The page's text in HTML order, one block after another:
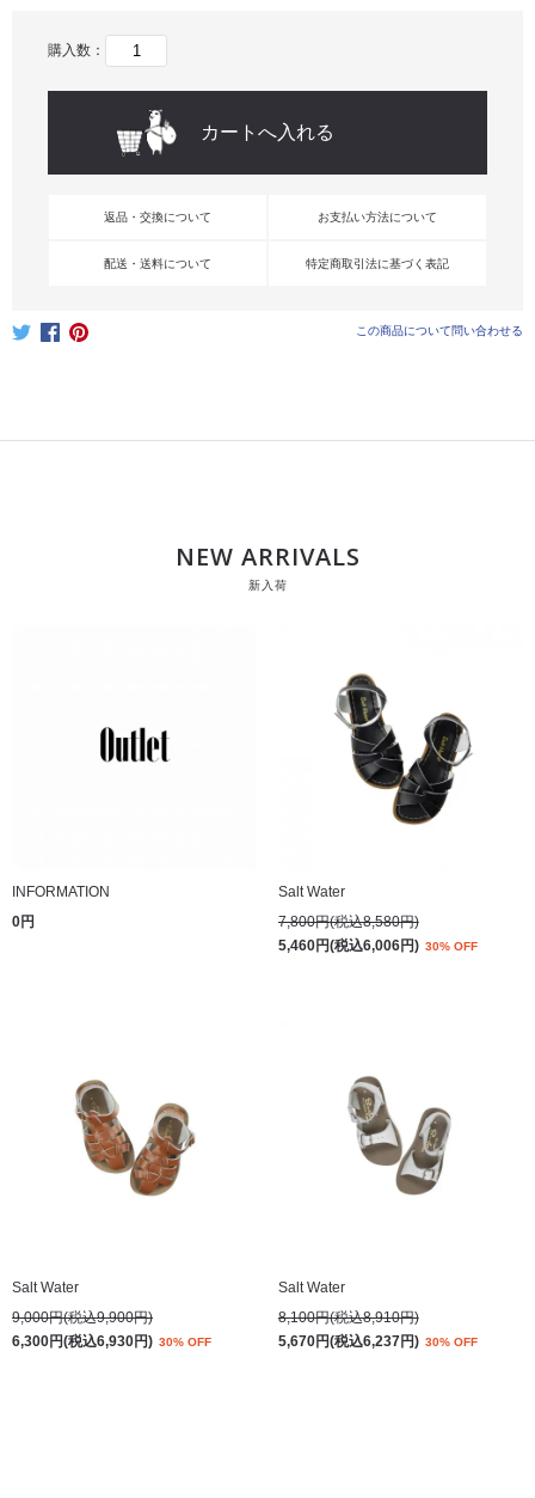
購入数：
返品・交換について お支払い方法について
配送・送料について 特定商取引法に基づく表記
この商品について問い合わせる
NEW ARRIVALS
新入荷
INFORMATION
0円
Salt Water
7,800円(税込8,580円)
5,460円(税込6,006円) 30% OFF
Salt Water
9,000円(税込9,900円)
6,300円(税込6,930円) 30% OFF
Salt Water
8,100円(税込8,910円)
5,670円(税込6,237円) 30% OFF